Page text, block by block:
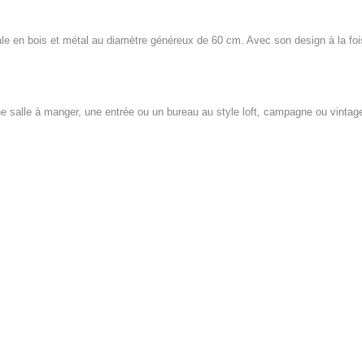
en bois et métal au diamètre généreux de 60 cm. Avec son design à la
salle à manger, une entrée ou un bureau au style loft, campagne ou